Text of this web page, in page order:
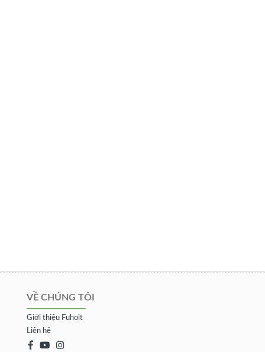
VỀ CHÚNG TÔI
Giới thiệu Fuhoit
Liên hệ